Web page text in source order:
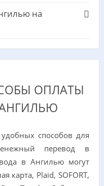
на
ОПЛАТЫ
способов для
перевод в
в Ангилью могут
карта, Plaid, SOFORT,